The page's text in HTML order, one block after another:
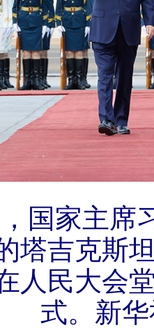
国家主席
塔吉克斯
人民大会
式。新